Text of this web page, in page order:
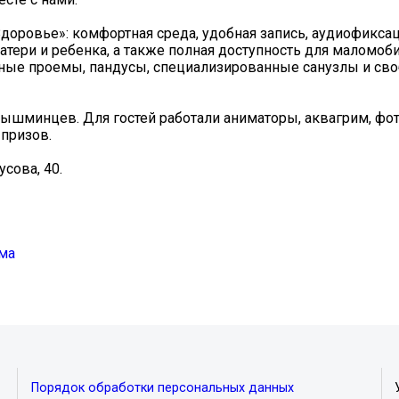
комфортная среда, удобная запись,
и ребенка, а также полная доступность для
проемы, пандусы, специализированные санузлы и
Для гостей работали аниматоры, аквагрим,
40.
Порядок обработки персональных данных